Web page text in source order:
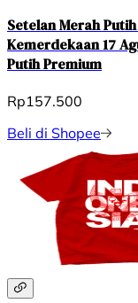
Setelan Merah
Kemerdekaan 17
Putih Premium
Rp157.500
Beli di Shopee